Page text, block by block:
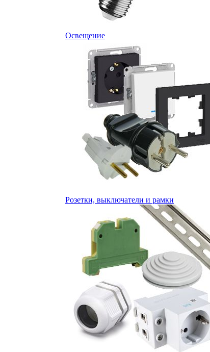
Освещение
Розетки, выключатели и рамки